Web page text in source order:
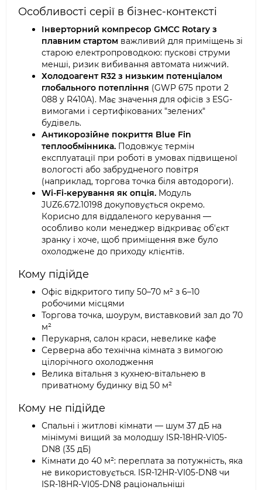
Особливості серії в бізнес-контексті
Інверторний компресор GMCC Rotary з
плавним стартом важливий для приміщень зі
старою електропроводкою: пускові струми
менші, ризик вибивання автомата нижчий.
Холодоагент R32 з низьким потенціалом
глобального потепління (GWP 675 проти 2
088 у R410A). Має значення для офісів з ESG-
вимогами і сертифікованих "зелених"
будівель.
Антикорозійне покриття Blue Fin
теплообмінника. Подовжує термін
експлуатації при роботі в умовах підвищеної
вологості або забрудненого повітря
(наприклад, торгова точка біля автодороги).
Wi-Fi-керування як опція. Модуль
JUZ6.672.10198 докуповується окремо.
Корисно для віддаленого керування —
особливо коли менеджер відкриває об'єкт
зранку і хоче, щоб приміщення вже було
охолоджене до приходу клієнтів.
Кому підійде
Офіс відкритого типу 50–70 м² з 6–10
робочими місцями
Торгова точка, шоурум, виставковий зал до 70
м²
Перукарня, салон краси, невелике кафе
Серверна або технічна кімната з вимогою
цілорічного охолодження
Велика вітальня з кухнею-вітальнею в
приватному будинку від 50 м²
Кому не підійде
Спальні і житлові кімнати — шум 37 дБ на
мінімумі вищий за молодшу ISR-18HR-VI05-
DN8 (35 дБ)
Кімнати до 40 м²: переплата за потужність, яка
не використовується. ISR-12HR-VI05-DN8 чи
ISR-18HR-VI05-DN8 раціональніші